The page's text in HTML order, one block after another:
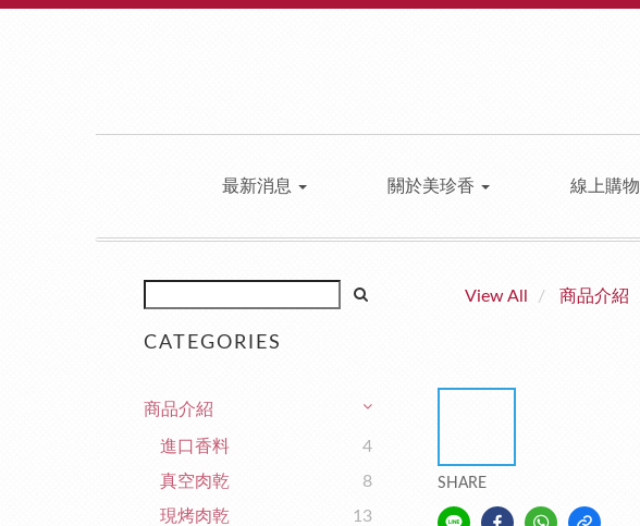
最新消息 關於美珍香 線上購物
CATEGORIES
商品介紹
進口香料
4
真空肉乾
8
現烤肉乾
13
View All 商品介紹
SHARE